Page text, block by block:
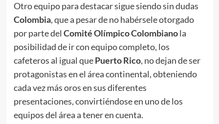
Otro equipo para destacar sigue siendo sin dudas
Colombia, que a pesar de no habérsele otorgado
por parte del Comité Olímpico Colombianola
posibilidad de ir con equipo completo, los
cafeteros al igual quePuerto Rico, no dejan de ser
protagonistas en el área continental, obteniendo
cada vez más oros en sus diferentes
presentaciones, convirtiéndose en uno de los
equipos del área a tener en cuenta.